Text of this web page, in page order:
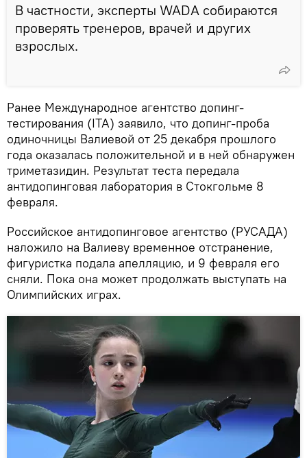
В частности, эксперты WADA собираются
проверять тренеров, врачей и других
взрослых.
Ранее Международное агентство допинг-
тестирования (ITA) заявило, что допинг-проба
одиночницы Валиевой от 25 декабря прошлого
года оказалась положительной и в ней обнаружен
триметазидин. Результат теста передала
антидопинговая лаборатория в Стокгольме 8
февраля.
Российское антидопинговое агентство (РУСАДА)
наложило на Валиеву временное отстранение,
фигуристка подала апелляцию, и 9 февраля его
сняли. Пока она может продолжать выступать на
Олимпийских играх.